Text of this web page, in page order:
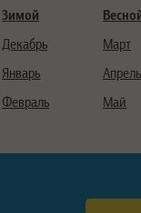
Зимой
Декабрь
Январь
Февраль
Март
Апрель
Май